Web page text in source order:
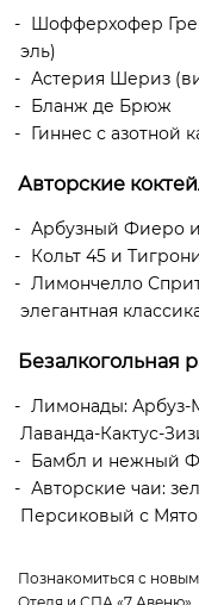
Шофферхофер
эль)
Астерия Шериз
Бланж де Брюж
Гиннес с азотной
Авторские
Арбузный Фиеро
Кольт 45 и
Лимончелло
элегантная
Безалкогольная
Лимонады: Арбуз-
Лаванда-Кактус-
Бамбл и нежный
Авторские чаи:
Персиковый с
Познакомиться с